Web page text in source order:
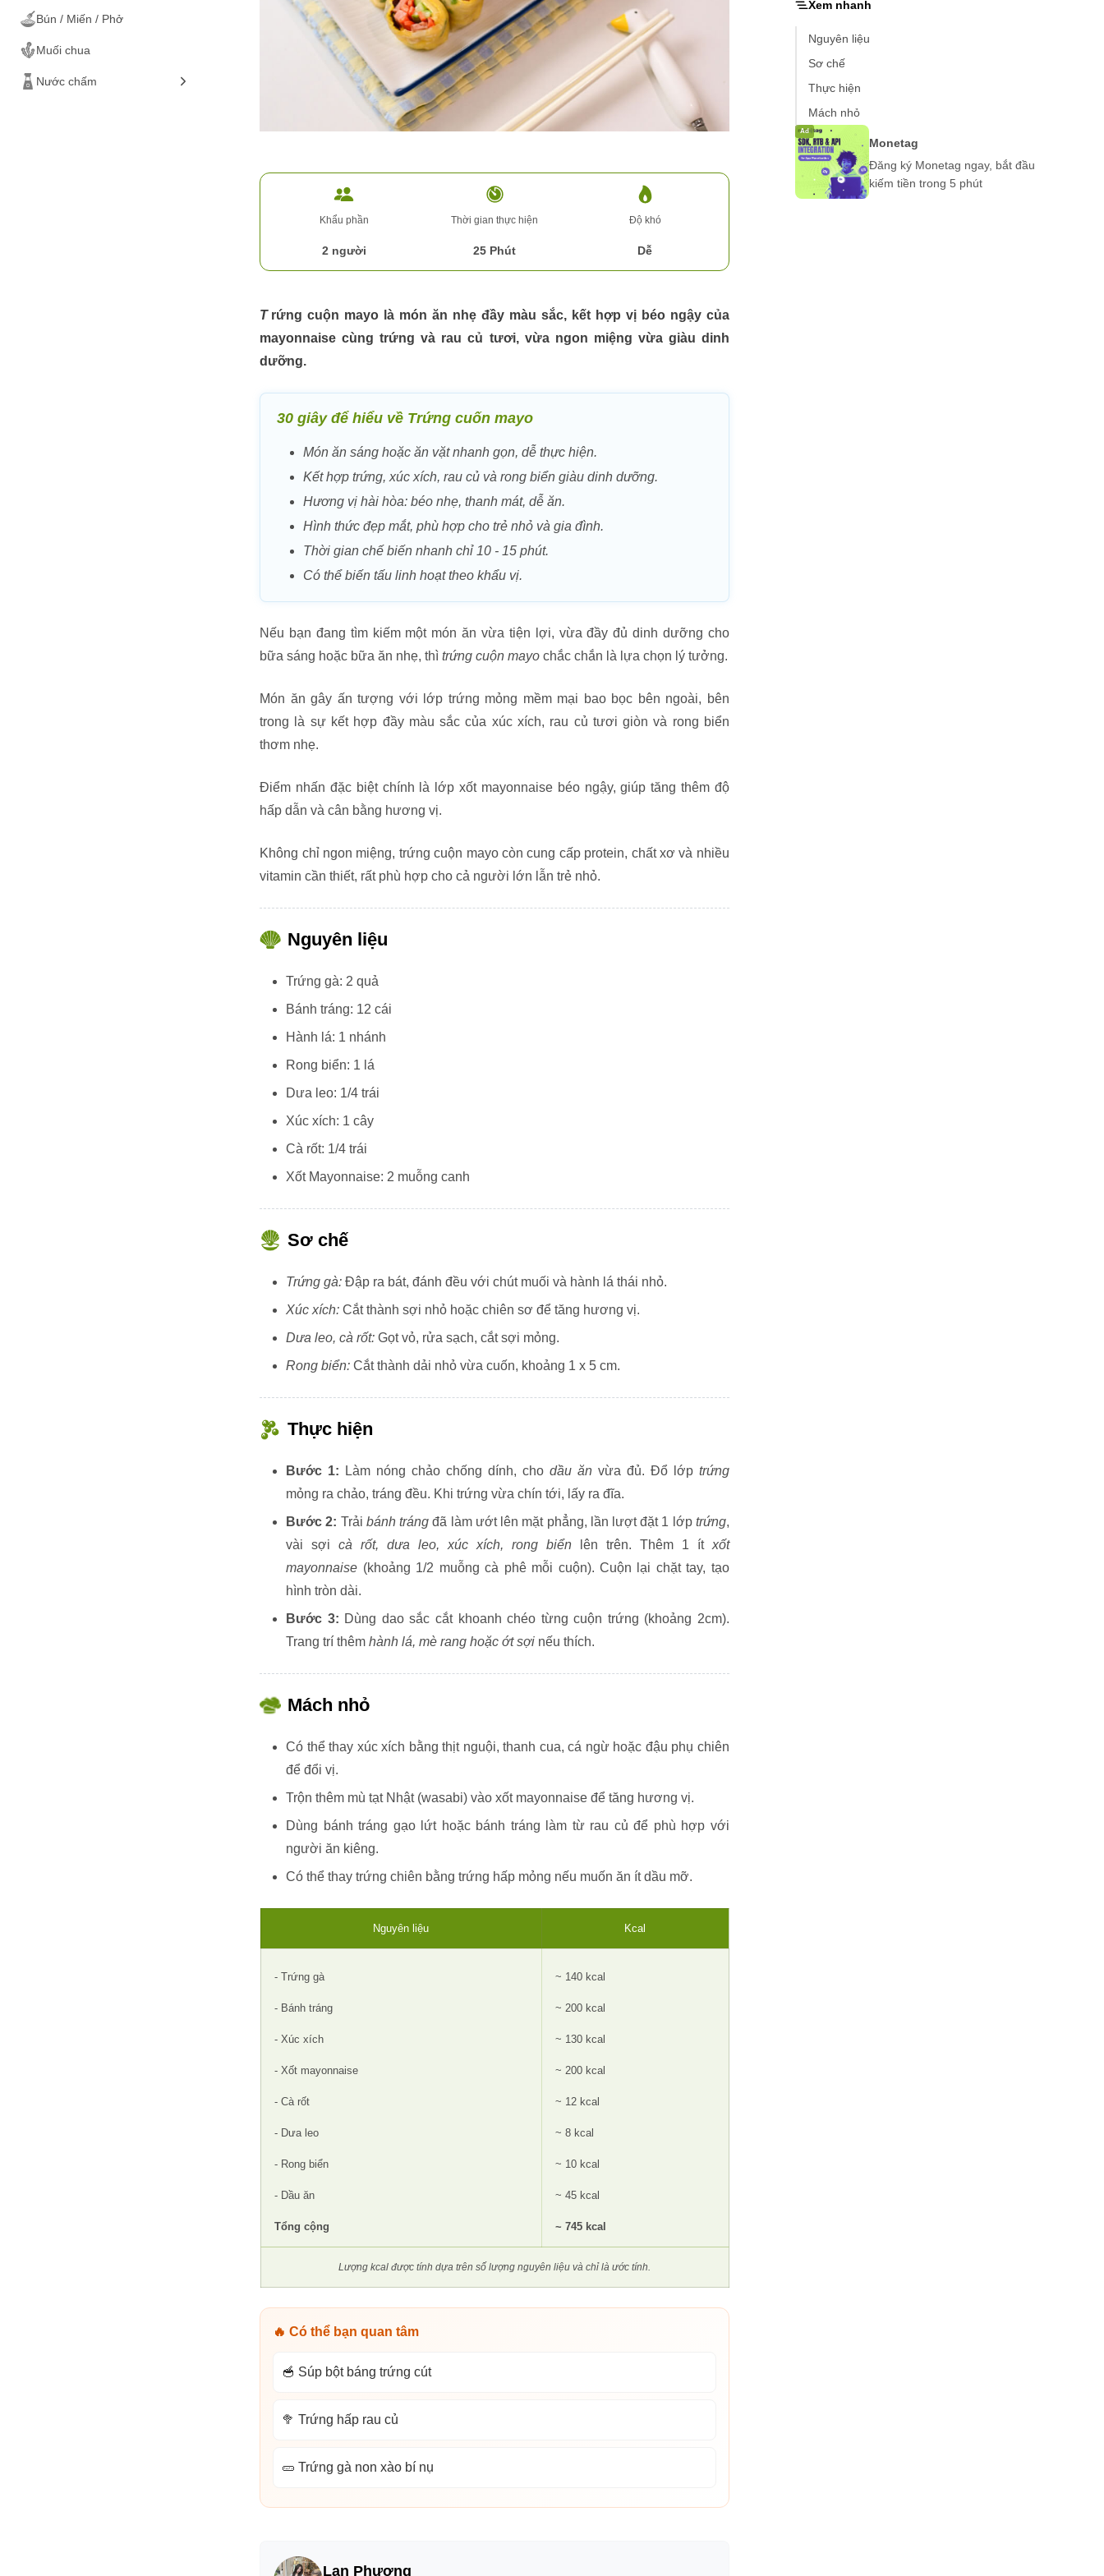
Các loại rau
Thịt vịt
Ốc
Ếch
Bún / Miến / Phở
Muối chua
Nước chấm
Khẩu phần
2 người
Thời gian thực hiện
25 Phút
Độ khó
Dễ
Trứng cuộn mayo là món ăn nhẹ đầy màu sắc, kết hợp vị béo ngậy của
mayonnaise cùng trứng và rau củ tươi, vừa ngon miệng vừa giàu dinh
dưỡng.
30 giây để hiểu về Trứng cuốn mayo
Món ăn sáng hoặc ăn vặt nhanh gọn, dễ thực hiện.
Kết hợp trứng, xúc xích, rau củ và rong biển giàu dinh dưỡng.
Hương vị hài hòa: béo nhẹ, thanh mát, dễ ăn.
Hình thức đẹp mắt, phù hợp cho trẻ nhỏ và gia đình.
Thời gian chế biến nhanh chỉ 10 - 15 phút.
Có thể biến tấu linh hoạt theo khẩu vị.
Nếu bạn đang tìm kiếm một món ăn vừa tiện lợi, vừa đầy đủ dinh dưỡng cho
bữa sáng hoặc bữa ăn nhẹ, thìtrứng cuộn mayo chắc chắn là lựa chọn lý tưởng.
Món ăn gây ấn tượng với lớp trứng mỏng mềm mại bao bọc bên ngoài, bên
trong là sự kết hợp đầy màu sắc của xúc xích, rau củ tươi giòn và rong biển
thơm nhẹ.
Điểm nhấn đặc biệt chính là lớp xốt mayonnaise béo ngậy, giúp tăng thêm độ
hấp dẫn và cân bằng hương vị.
Không chỉ ngon miệng, trứng cuộn mayo còn cung cấp protein, chất xơ và nhiều
vitamin cần thiết, rất phù hợp cho cả người lớn lẫn trẻ nhỏ.
Nguyên liệu
Trứng gà: 2 quả
Bánh tráng: 12 cái
Hành lá: 1 nhánh
Rong biển: 1 lá
Dưa leo: 1/4 trái
Xúc xích: 1 cây
Cà rốt: 1/4 trái
Xốt Mayonnaise: 2 muỗng canh
Sơ chế
Trứng gà: Đập ra bát, đánh đều với chút muối và hành lá thái nhỏ.
Xúc xích: Cắt thành sợi nhỏ hoặc chiên sơ để tăng hương vị.
Dưa leo, cà rốt: Gọt vỏ, rửa sạch, cắt sợi mỏng.
Rong biển: Cắt thành dải nhỏ vừa cuốn, khoảng 1 x 5 cm.
Thực hiện
Bước 1: Làm nóng chảo chống dính, chodầu ăn vừa đủ. Đổ lớp trứng
mỏng ra chảo, tráng đều. Khi trứng vừa chín tới, lấy ra đĩa.
Bước 2: Trải bánh tráng đã làm ướt lên mặt phẳng, lần lượt đặt 1 lớp trứng,
vài sợicà rốt, dưa leo, xúc xích, rong biển lên trên. Thêm 1 ít xốt
mayonnaise (khoảng 1/2 muỗng cà phê mỗi cuộn). Cuộn lại chặt tay, tạo
hình tròn dài.
Bước 3: Dùng dao sắc cắt khoanh chéo từng cuộn trứng (khoảng 2cm).
Trang trí thêmhành lá, mè rang hoặc ớt sợi nếu thích.
Mách nhỏ
Có thể thay xúc xích bằng thịt nguội, thanh cua, cá ngừ hoặc đậu phụ chiên
để đổi vị.
Trộn thêm mù tạt Nhật (wasabi) vào xốt mayonnaise để tăng hương vị.
Dùng bánh tráng gạo lứt hoặc bánh tráng làm từ rau củ để phù hợp với
người ăn kiêng.
Có thể thay trứng chiên bằng trứng hấp mỏng nếu muốn ăn ít dầu mỡ.
Nguyên liệu Kcal
- Trứng gà
- Bánh tráng
- Xúc xích
- Xốt mayonnaise
- Cà rốt
- Dưa leo
- Rong biển
- Dầu ăn
Tổng cộng
~ 140 kcal
~ 200 kcal
~ 130 kcal
~ 200 kcal
~ 12 kcal
~ 8 kcal
~ 10 kcal
~ 45 kcal
~ 745 kcal
Lượng kcal được tính dựa trên số lượng nguyên liệu và chỉ là ước tính.
🔥 Có thể bạn quan tâm
🥣 Súp bột báng trứng cút
🥦 Trứng hấp rau củ
🥒 Trứng gà non xào bí nụ
Lan Phương
Xem nhanh
Nguyên liệu
Sơ chế
Thực hiện
Mách nhỏ
Ad
Monetag
Đăng ký Monetag ngay, bắt đầu
kiếm tiền trong 5 phút